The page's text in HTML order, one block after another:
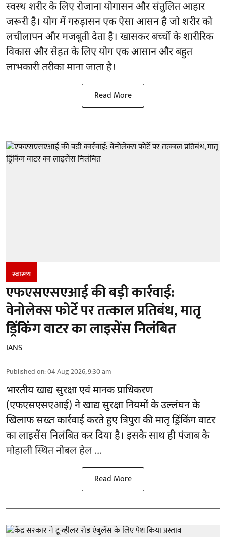
स्वस्थ शरीर के लिए रोजाना योगासन और संतुलित आहार
जरूरी है। योगमें गरुड़ासन एक ऐसा आसन है जो शरीर को
लचीलापन और मजबूती देता है। खासकर बच्चों के शारीरिक
विकास और सेहत के लिए योग एक आसान और बहुत
लाभकारी तरीका माना जाता है।
Read More
स्वास्थ्य
एफएसएसएआई की बड़ी कार्रवाई:
वेनोलेक्स फोर्टे पर तत्काल प्रतिबंध, मातृ
ड्रिंकिंग वाटर का लाइसेंस निलंबित
IANS
Published on:04 Aug 2026, 9:30 am
भारतीय खाद्य सुरक्षा एवं मानक प्राधिकरण
(एफएसएसएआई) ने खाद्य सुरक्षा नियमों के उल्लंघन के
खिलाफ सख्त कार्रवाई करते हुए त्रिपुरा की मातृ ड्रिंकिंग वाटर
का लाइसेंस निलंबित कर दिया है। इसके साथ ही पंजाब के
मोहाली स्थित नोबल हेल ...
Read More